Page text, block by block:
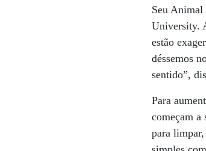
Seu
University.
estão
déssemos
sentido”,
Para
começam a
para